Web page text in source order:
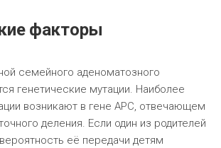
факторы
семейного аденоматозного
генетические мутации. Наиболее
возникают в гене APC, отвечающем
деления. Если один из родителей
её передачи детям